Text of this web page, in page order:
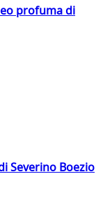
profuma di
Severino Boezio